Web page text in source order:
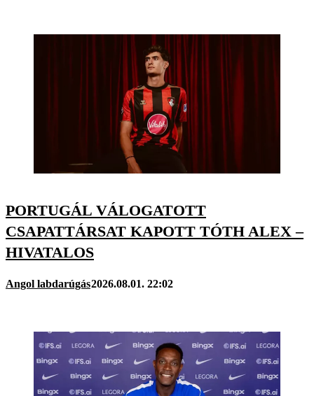
PORTUGÁL VÁLOGATOTT
CSAPATTÁRSAT KAPOTT TÓTH ALEX –
HIVATALOS
Angol labdarúgás2026.08.01. 22:02